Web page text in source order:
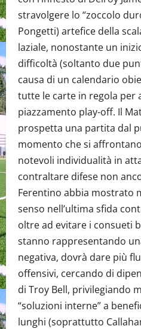
stravolgere lo “zoccolo
Pongetti) artefice della
laziale, nonostante un
difficoltà (soltanto due
causa di un calendario
tutte le carte in regola per
piazzamento play-off. Il
prospetta una partita dal
momento che si
notevoli individualità in
contraltare difese non
Ferentino abbia mostrato
senso nell’ultima sfida
oltre ad evitare i consueti
stanno rappresentando
negativa, dovrà dare più
offensivi, cercando di
di Troy Bell, privilegiando
“soluzioni interne” a
lunghi (soprattutto